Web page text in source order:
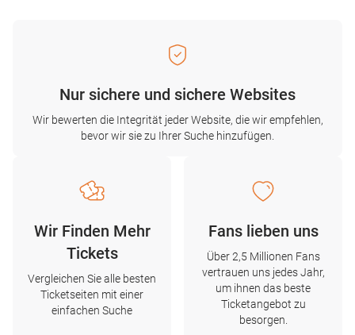
Nur sichere und sichere Websites
Wir bewerten die Integrität jeder Website, die wir empfehlen,
bevor wir sie zu Ihrer Suche hinzufügen.
Wir Finden Mehr
Tickets
Vergleichen Sie alle besten
Ticketseiten mit einer
einfachen Suche
Fans lieben uns
Über 2,5 Millionen Fans
vertrauen uns jedes Jahr,
um ihnen das beste
Ticketangebot zu
besorgen.